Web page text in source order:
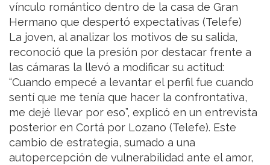
vínculo romántico dentro de la casa de Gran
Hermano que despertó expectativas (Telefe)
La joven, al analizar los motivos de su salida,
reconoció que la presión por destacar frente a
las cámaras la llevó a modificar su actitud:
“Cuando empecé a levantar el perfil fue cuando
sentí que me tenía que hacer la confrontativa,
me dejé llevar por eso”, explicó en un entrevista
posterior en Cortá por Lozano (Telefe). Este
cambio de estrategia, sumado a una
autopercepción de vulnerabilidad ante el amor,